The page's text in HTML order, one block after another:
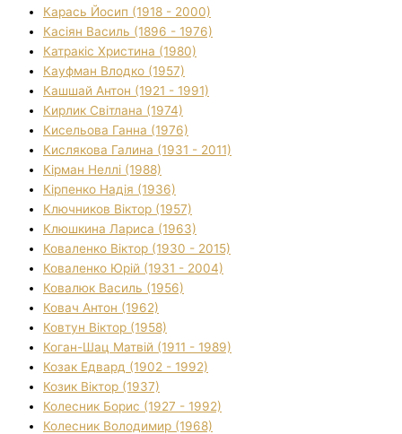
Карась Йосип (1918 - 2000)
Касіян Василь (1896 - 1976)
Катракіс Христина (1980)
Кауфман Влодко (1957)
Кашшай Антон (1921 - 1991)
Кирлик Світлана (1974)
Кисельова Ганна (1976)
Кислякова Галина (1931 - 2011)
Кірман Неллі (1988)
Кірпенко Надія (1936)
Ключников Віктор (1957)
Клюшкина Лариса (1963)
Коваленко Віктор (1930 - 2015)
Коваленко Юрій (1931 - 2004)
Ковалюк Василь (1956)
Ковач Антон (1962)
Ковтун Віктор (1958)
Коган-Шац Матвій (1911 - 1989)
Козак Едвард (1902 - 1992)
Козик Віктор (1937)
Колесник Борис (1927 - 1992)
Колесник Володимир (1968)